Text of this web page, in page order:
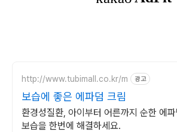
http://www.tubimall.co.kr/m 광고
보습에 좋은 에파덤 크림
환경성질환, 아이부터 어른까지 순한 에
보습을 한번에 해결하세요.